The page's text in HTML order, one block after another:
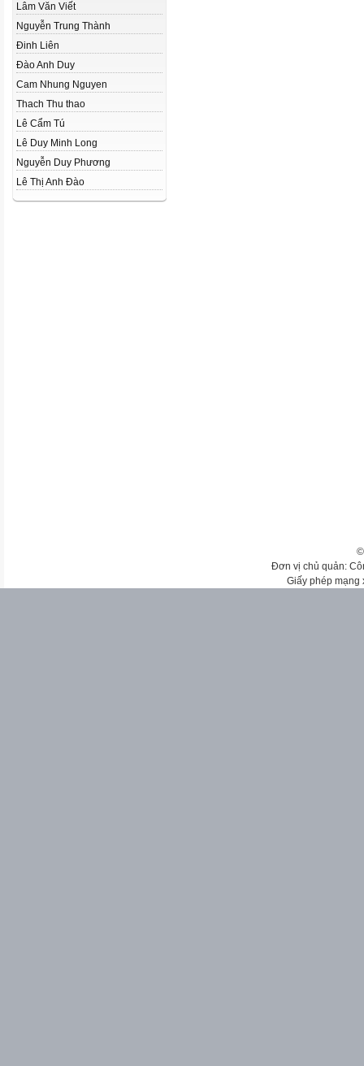
Lâm Văn Viết
Nguyễn Trung Thành
Đinh Liên
Đào Anh Duy
Cam Nhung Nguyen
Thach Thu thao
Lê Cẩm Tú
Lê Duy Minh Long
Nguyễn Duy Phương
Lê Thị Anh Đào
Đơn vị chủ quản:
Giấy phép mạng